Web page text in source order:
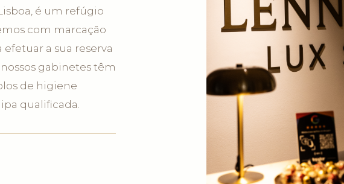
é um refúgio
com marcação
a sua reserva
gabinetes têm
de higiene
qualificada.